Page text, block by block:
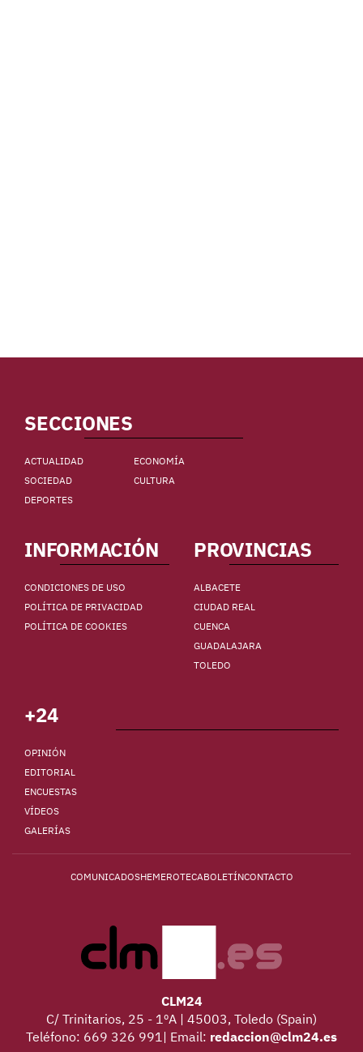
SECCIONES
ACTUALIDAD
ECONOMÍA
SOCIEDAD
CULTURA
DEPORTES
INFORMACIÓN
CONDICIONES DE USO
POLÍTICA DE PRIVACIDAD
POLÍTICA DE COOKIES
PROVINCIAS
ALBACETE
CIUDAD REAL
CUENCA
GUADALAJARA
TOLEDO
+24
OPINIÓN
EDITORIAL
ENCUESTAS
VÍDEOS
GALERÍAS
COMUNICADOSHEMEROTECABOLETÍNCONTACTO
CLM24
C/ Trinitarios, 25 - 1ºA | 45003, Toledo (Spain)
Teléfono: 669 326 991| Email: redaccion@clm24.es